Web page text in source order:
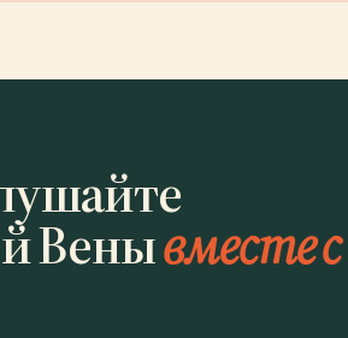
Венывместе с